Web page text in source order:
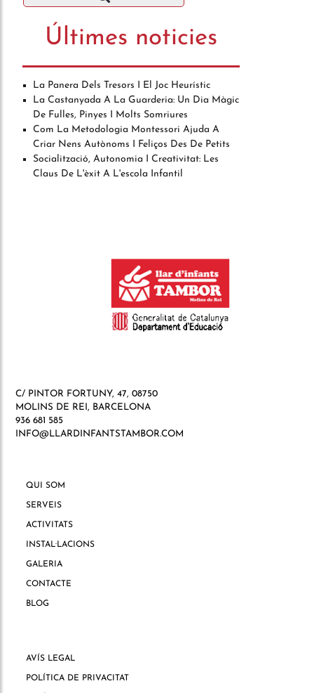
Últimes noticies
La Panera Dels Tresors I El Joc Heurístic
La Castanyada A La Guarderia: Un Dia Màgic
De Fulles, Pinyes I Molts Somriures
Com La Metodologia Montessori Ajuda A
Criar Nens Autònoms I Feliços Des De Petits
Socialització, Autonomia I Creativitat: Les
Claus De L'èxit A L'escola Infantil
C/ PINTOR FORTUNY, 47, 08750
MOLINS DE REI, BARCELONA
936 681 585
INFO@LLARDINFANTSTAMBOR.COM
QUI SOM
SERVEIS
ACTIVITATS
INSTAL·LACIONS
GALERIA
CONTACTE
BLOG
AVÍS LEGAL
POLÍTICA DE PRIVACITAT